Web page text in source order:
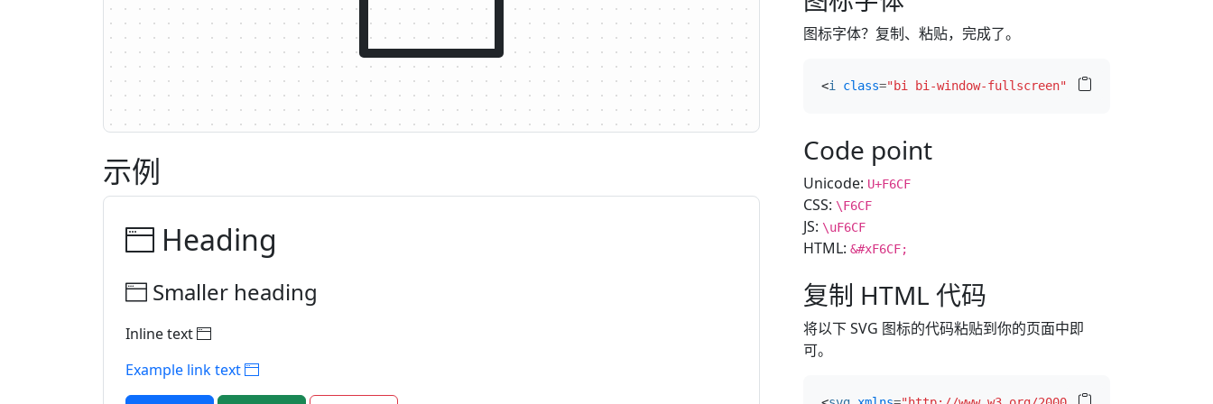
示例
Heading
Smaller heading
Inline text
Example link text
图标字体？复制、粘贴，完成了。
<i class="bi bi-window-fullscreen"
Code point
Unicode: U+F6CF
CSS: \F6CF
JS: \uF6CF
HTML: &#xF6CF;
复制 HTML 代码
将以下 SVG 图标的代码粘贴到你的页面中即
可。